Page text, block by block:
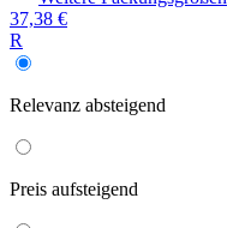
37,38 €
R
Relevanz absteigend
Preis aufsteigend